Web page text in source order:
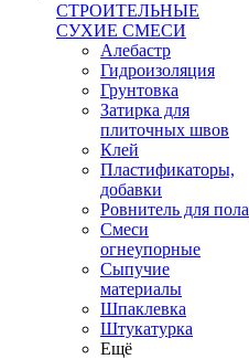
СТРОИТЕЛЬНЫЕ
СУХИЕ СМЕСИ
Алебастр
Гидроизоляция
Грунтовка
Затирка для
плиточных швов
Клей
Пластификаторы,
добавки
Ровнитель для пола
Смеси
огнеупорные
Сыпучие
материалы
Шпаклевка
Штукатурка
Ещё